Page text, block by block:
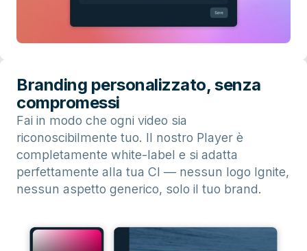
Branding personalizzato, senza
compromessi
Fai in modo che ogni video sia
riconoscibilmente tuo. Il nostro Player è
completamente white-label e si adatta
perfettamente alla tua CI — nessun logo Ignite,
nessun aspetto generico, solo il tuo brand.